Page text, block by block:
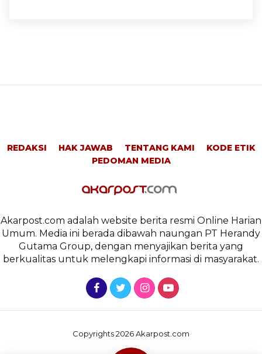
REDAKSI HAK JAWAB TENTANG KAMI
KODE ETIK
PEDOMAN MEDIA
Akarpost.com adalah website berita resmi Online Harian
Umum. Media ini berada dibawah naungan PT Herandy
Gutama Group, dengan menyajikan berita yang
berkualitas untuk melengkapi informasi di masyarakat.
Copyrights 2026 Akarpost.com